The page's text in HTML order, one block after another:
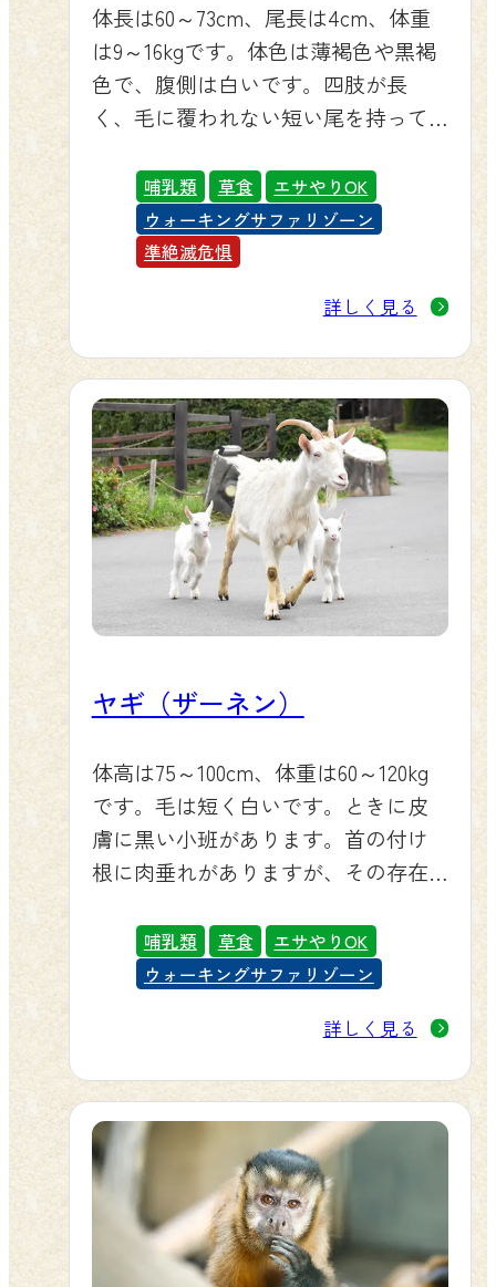
体長は60～73cm、尾長は4cm、体重
は9～16kgです。体色は薄褐色や黒褐
色で、腹側は白いです。四肢が長
く、毛に覆われない短い尾を持って
哺乳類 草食
エサやりOK
ウォーキングサファリゾーン
準絶滅危惧
詳しく見る
ヤギ（ザーネン）
体高は75～100cm、体重は60～120kg
です。毛は短く白いです。ときに皮
膚に黒い小班があります。首の付け
根に肉垂れがありますが、その存在
います。
哺乳類 草食
エサやりOK
ウォーキングサファリゾーン
詳しく見る